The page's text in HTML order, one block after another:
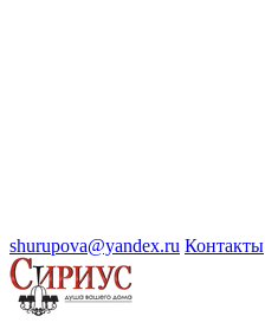
shurupova@yandex.ru Контакты